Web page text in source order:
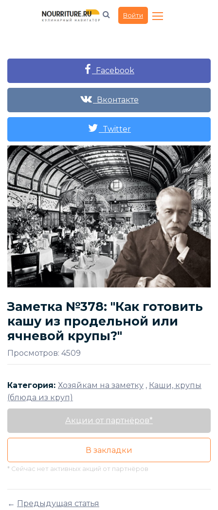
Войти
Facebook
Вконтакте
Twitter
Заметка №378: "Как готовить
кашу из продельной или
ячневой крупы?"
Просмотров: 4509
Категория: Хозяйкам на заметку , Каши, крупы
(блюда из круп)
Акции от партнёров*
В закладки
* Сейчас нет активных акций от партнёров
← Предыдущая статья